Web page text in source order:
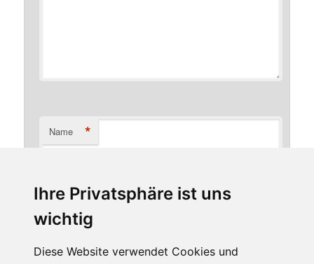
Ihre Privatsphäre ist uns
wichtig
Diese Website verwendet Cookies und
Name *
E-Mail-Adresse *